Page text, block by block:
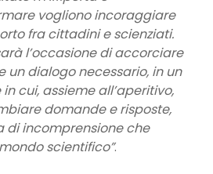
vogliono incoraggiare
fra cittadini e scienziati.
l’occasione di accorciare
un dialogo necessario, in un
cui, assieme all’aperitivo,
domande e risposte,
di incomprensione che
scientifico”.